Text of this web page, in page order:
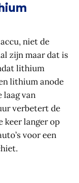
niet de
zijn maar dat is
lithium
lithium anode
laag van
verbetert de
keer langer op
voor een